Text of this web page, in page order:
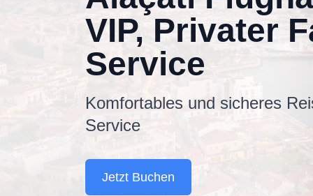
VIP, Privater
Service
Komfortables und sicheres
Service
Jetzt Buchen